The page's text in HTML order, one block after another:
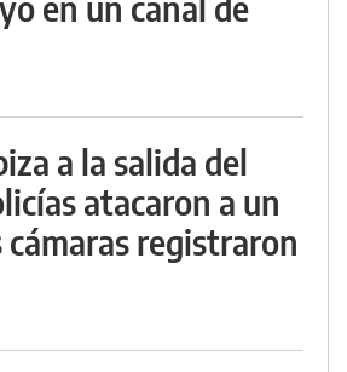
a la salida del
atacaron a un
registraron